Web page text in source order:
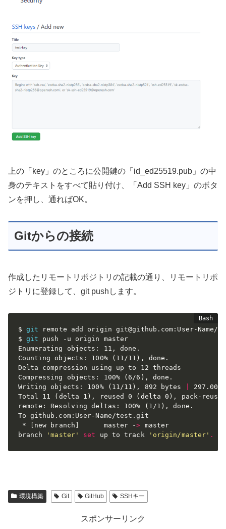
上の「key」のところに公開鍵の「id_ed25519.pub」の中
身のテキストをすべて貼り付け、「Add SSH key」のボタ
ンを押し、通ればOK。
Gitからの接続
作成したリモートリポジトリの記載の通り、リモートリポ
ジトリに登録して、git pushします。
$ git remote add origin git@github.com:User-
$ git push -u origin master
Enumerating objects: 11, done.
Counting objects: 100%
( 11/11 ) , done.
Delta compression using up to 12 threads
Compressing objects: 100%
(6/6 ) , done.
Writing objects: 100%
( 11/11 ) , 892 bytes
297.00
Total 11
( delta 1 ) , reused 0 ( delta 0 ) , pack-
remote: Resolving deltas: 100%
( 1/1 ) , done.
To github.com:User-Name/test.git
*
new branch
      master -
> master
branch
'master' set up to track 'origin/master' .
環境構築 Git GitHub SSHキー
スポンサーリンク